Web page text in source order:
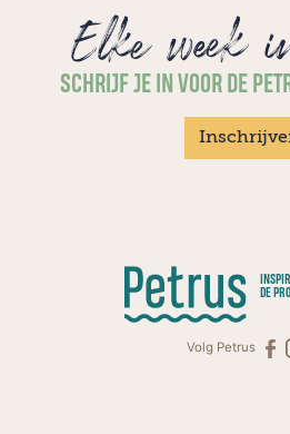
Elke week
SCHRIJF JE IN VOOR DE
DE
Volg Petrus